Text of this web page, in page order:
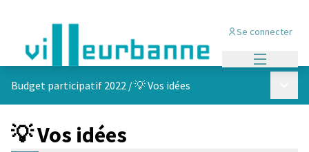
Se connecter
Budget participatif 2022 /💡 Vos idées
💡 Vos idées